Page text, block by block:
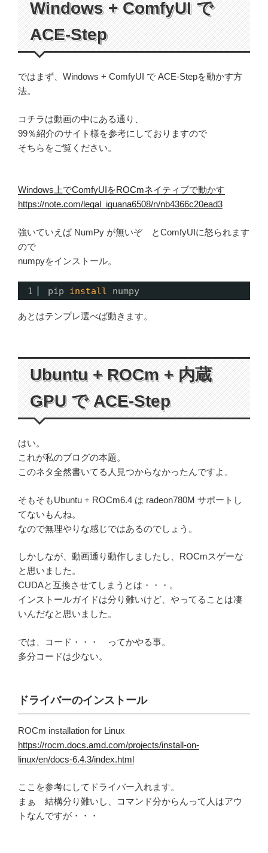
Windows + ComfyUI で
ACE-Step
ではまず、Windows + ComfyUI で ACE-Stepを動かす方
法。
コチラは動画の中にある通り、
99％紹介のサイト様を参考にしておりますので
そちらをご覧ください。
Windows上でComfyUIをROCmネイティブで動かす
https://note.com/legal_iguana6508/n/nb4366c20ead3
強いていえば NumPy が無いぞ とComfyUIに怒られます
ので
numpyをインストール。
1 pip install numpy
あとはテンプレ選べば動きます。
Ubuntu + ROCm + 内蔵
GPU で ACE-Step
はい。
これが私のブログの本題。
このネタ全然書いてる人見つからなかったんですよ。
そもそもUbuntu + ROCm6.4 は radeon780M サポートし
てないもんね。
なので無理やりな感じではあるのでしょう。
しかしなが、動画通り動作しましたし、ROCmスゲーな
と思いました。
CUDAと互換させてしまうとは・・・。
インストールガイドは分り難いけど、やってることは凄
いんだなと思いました。
では、コード・・・ ってかやる事。
多分コードは少ない。
ドライバーのインストール
ROCm installation for Linux
https://rocm.docs.amd.com/projects/install-on-
linux/en/docs-6.4.3/index.html
ここを参考にしてドライバー入れます。
まぁ 結構分り難いし、コマンド分からんって人はアウ
トなんですが・・・